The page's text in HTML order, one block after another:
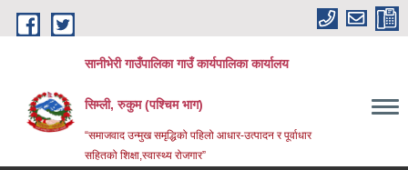
Skip to main content
सानीभेरी गाउँपालिका गाउँ कार्यपालिका कार्यालय
सिम्ली, रुकुम (पश्चिम भाग)
“समाजवाद उन्मुख समृद्धिको पहिलो आधार-उत्पादन र पूर्वाधार
सहितको शिक्षा,स्वास्थ्य रोजगार”